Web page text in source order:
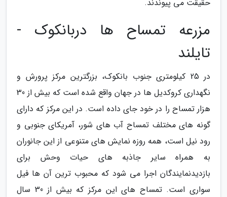
حقیقت می پیوندند.
مزرعه تمساح ها دربانکوک -
تایلند
در 25 کیلومتری جنوب بانکوک، بزرگترین مرکز پرورش و
نگهداری کروکدیل ها در جهان واقع شده است که بیش از 30
هزار تمساح را در خود جای داده است. در این مرکز که دارای
گونه های مختلف تمساح آب های شور، آمریکای جنوبی و
رود نیل است، همه روزه نمایش های متنوعی از این جانوران
به همراه سایر جاذبه های حیات وحش برای
بازدیدنمایندگان اجرا می شود که محبوب ترین آن ها فیل
سواری است. تمساح های این مرکز که بیش از 30 سال